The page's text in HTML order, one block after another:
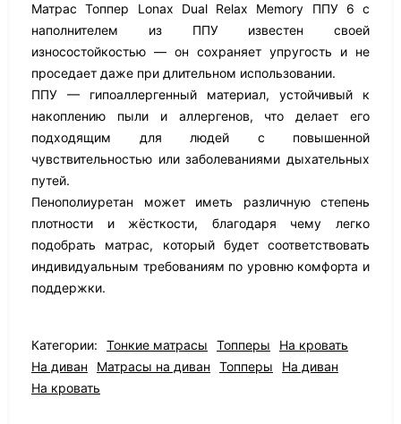
Матрас Топпер Lonax Dual Relax Memory ППУ 6 с
наполнителем из ППУ известен своей
износостойкостью — он сохраняет упругость и не
проседает даже при длительном использовании.
ППУ — гипоаллергенный материал, устойчивый к
накоплению пыли и аллергенов, что делает его
подходящим для людей с повышенной
чувствительностью или заболеваниями дыхательных
путей.
Пенополиуретан может иметь различную степень
плотности и жёсткости, благодаря чему легко
подобрать матрас, который будет соответствовать
индивидуальным требованиям по уровню комфорта и
поддержки.
Категории: Тонкие матрасы Топперы
На кровать
На диван
Матрасы на диван Топперы
На диван
На кровать